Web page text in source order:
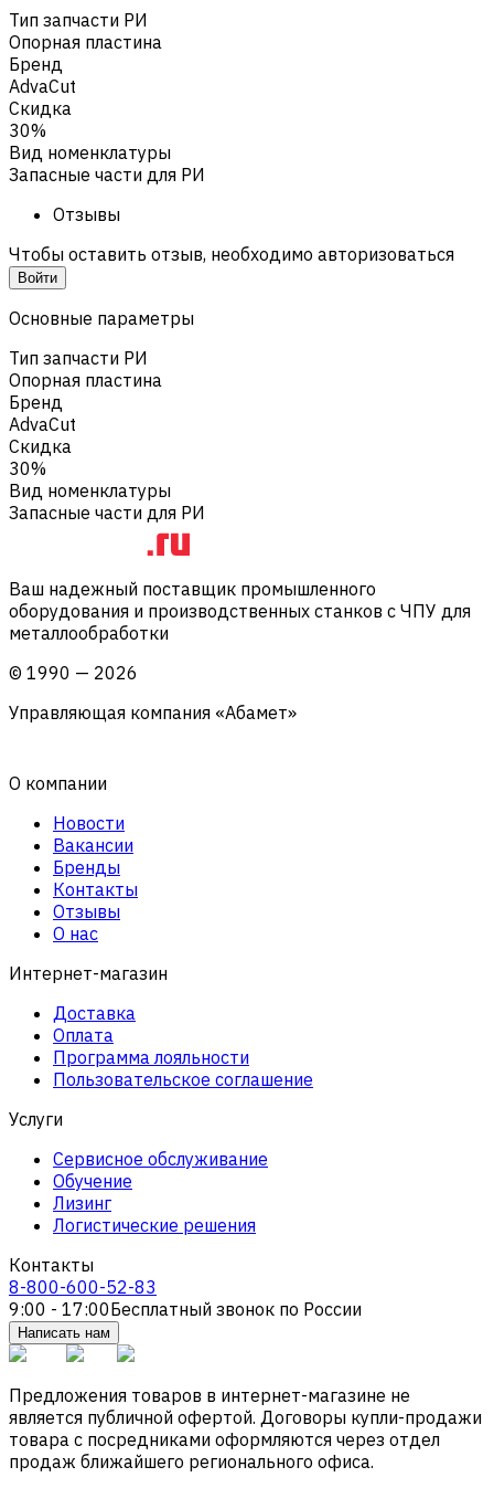
Тип запчасти РИ
Опорная пластина
Бренд
AdvaCut
Скидка
30%
Вид номенклатуры
Запасные части для РИ
Отзывы
Чтобы оставить отзыв, необходимо авторизоваться
Войти
Основные параметры
Тип запчасти РИ
Опорная пластина
Бренд
AdvaCut
Скидка
30%
Вид номенклатуры
Запасные части для РИ
Ваш надежный поставщик промышленного
оборудования и производственных станков с ЧПУ для
металлообработки
© 1990 — 2026
Управляющая компания «Абамет»
О компании
Новости
Вакансии
Бренды
Контакты
Отзывы
О нас
Интернет-магазин
Доставка
Оплата
Программа лояльности
Пользовательское соглашение
Услуги
Сервисное обслуживание
Обучение
Лизинг
Логистические решения
Контакты
8-800-600-52-83
9:00 - 17:00Бесплатный звонок по России
Написать нам
Предложения товаров в интернет-магазине не
является публичной офертой. Договоры купли-продажи
товара с посредниками оформляются через отдел
продаж ближайшего регионального офиса.